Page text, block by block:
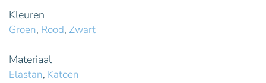
Kleuren
Groen, Rood, Zwart
Materiaal
Elastan, Katoen